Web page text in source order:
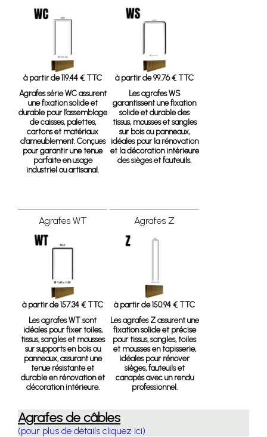
à partir de 119.44 € TTC
Agrafes série WCassurent
une fixation solide et
durable pour l’assemblage
de caisses, palettes,
cartons et matériaux
d’ameublement. Conçues
pour garantir une tenue
parfaite en usage
industriel ou artisanal.
à partir de 99.76 € TTC
Les agrafes WS
garantissent une fixation
solide et durable des
tissus, mousses et sangles
sur bois ou panneaux,
idéales pour la rénovation
et la décoration intérieure
des sièges et fauteuils.
Agrafes WT
à partir de 157.34 € TTC
Les agrafes WT sont
idéales pour fixer toiles,
tissus, sangles et mousses
sur supports en bois ou
panneaux, assurant une
tenue résistante et
durable en rénovation et
décoration intérieure.
Agrafes Z
à partir de 150.94 € TTC
Les agrafes Z assurent une
fixation solide et précise
pour tissus, sangles, toiles
et mousses en tapisserie,
idéales pour rénover
sièges, fauteuils et
canapés avec un rendu
professionnel.
Agrafes de câbles
(pour plus de détails cliquez ici)